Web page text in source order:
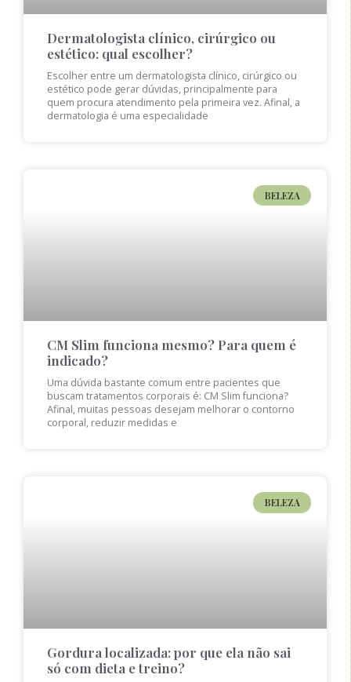
Dermatologista clínico, cirúrgico ou
estético: qual escolher?
Escolher entre um dermatologista clínico, cirúrgico ou
estético pode gerar dúvidas, principalmente para
quem procura atendimento pela primeira vez. Afinal, a
dermatologia é uma especialidade
BELEZA
CM Slim funciona mesmo? Para quem é
indicado?
Uma dúvida bastante comum entre pacientes que
buscam tratamentos corporais é: CM Slim funciona?
Afinal, muitas pessoas desejam melhorar o contorno
corporal, reduzir medidas e
BELEZA
Gordura localizada: por que ela não sai
só com dieta e treino?